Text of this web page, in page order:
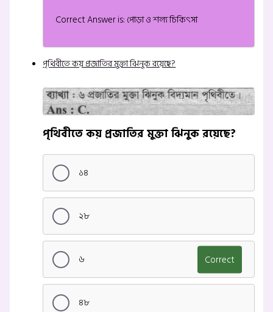
Correct Answer is: পোড়া ও শল্য চিকিৎসা
পৃথিবীতে কয় প্রজাতির মুক্তা ঝিনুক রয়েছে?
পৃথিবীতে কয় প্রজাতির মুক্তা ঝিনুক রয়েছে?
১৪
২৮
৬ Correct
৪৮